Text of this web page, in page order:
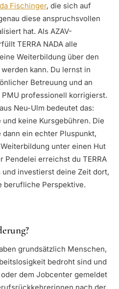
Fischinger, die sich auf
diese anspruchsvollen
hat. Als AZAV-
TERRA NADA alle
Weiterbildung über den
kann. Du lernst in
Betreuung und an
PMU professionell korrigierst.
Neu-Ulm bedeutet das:
keine Kursgebühren. Die
ein echter Pluspunkt,
unter einen Hut
Pendelei erreichst du TERRA
investierst deine Zeit dort,
berufliche Perspektive.
grundsätzlich Menschen,
bedroht sind und
dem Jobcenter gemeldet